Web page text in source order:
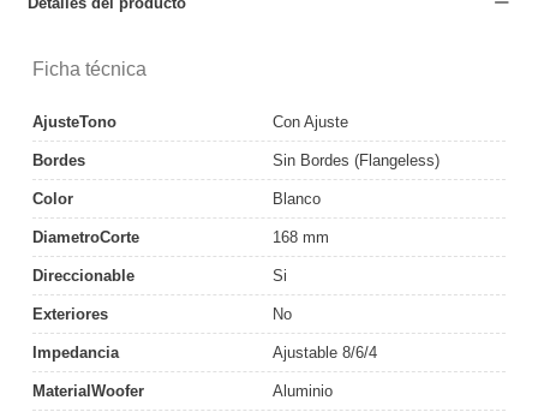
Ficha técnica
AjusteTono Con Ajuste
Bordes Sin Bordes (Flangeless)
Color Blanco
DiametroCorte 168 mm
Direccionable Si
Exteriores No
Impedancia Ajustable 8/6/4
MaterialWoofer Aluminio